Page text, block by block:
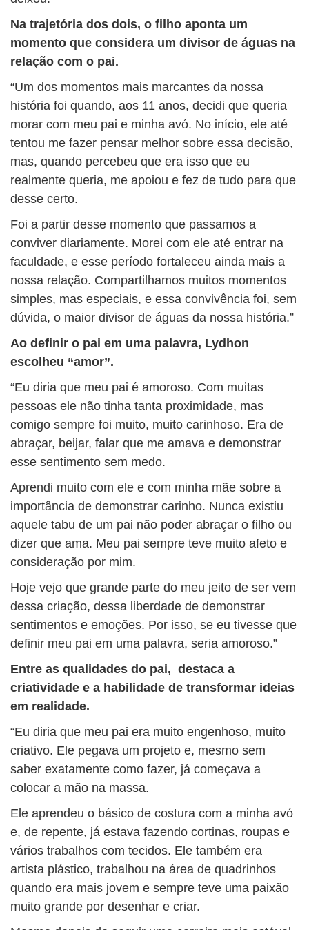
Na trajetória dos dois, o filho aponta um
momento que considera um divisor de águas na
relação com o pai.
“Um dos momentos mais marcantes da nossa
história foi quando, aos 11 anos, decidi que queria
morar com meu pai e minha avó. No início, ele até
tentou me fazer pensar melhor sobre essa decisão,
mas, quando percebeu que era isso que eu
realmente queria, me apoiou e fez de tudo para que
desse certo.
Foi a partir desse momento que passamos a
conviver diariamente. Morei com ele até entrar na
faculdade, e esse período fortaleceu ainda mais a
nossa relação. Compartilhamos muitos momentos
simples, mas especiais, e essa convivência foi, sem
dúvida, o maior divisor de águas da nossa história.”
Ao definir o pai em uma palavra, Lydhon
escolheu “amor”.
“Eu diria que meu pai é amoroso. Com muitas
pessoas ele não tinha tanta proximidade, mas
comigo sempre foi muito, muito carinhoso. Era de
abraçar, beijar, falar que me amava e demonstrar
esse sentimento sem medo.
Aprendi muito com ele e com minha mãe sobre a
importância de demonstrar carinho. Nunca existiu
aquele tabu de um pai não poder abraçar o filho ou
dizer que ama. Meu pai sempre teve muito afeto e
consideração por mim.
Hoje vejo que grande parte do meu jeito de ser vem
dessa criação, dessa liberdade de demonstrar
sentimentos e emoções. Por isso, se eu tivesse que
definir meu pai em uma palavra, seria amoroso.”
Entre as qualidades do pai, destaca a
criatividade e a habilidade de transformar ideias
em realidade.
“Eu diria que meu pai era muito engenhoso, muito
criativo. Ele pegava um projeto e, mesmo sem
saber exatamente como fazer, já começava a
colocar a mão na massa.
Ele aprendeu o básico de costura com a minha avó
e, de repente, já estava fazendo cortinas, roupas e
vários trabalhos com tecidos. Ele também era
artista plástico, trabalhou na área de quadrinhos
quando era mais jovem e sempre teve uma paixão
muito grande por desenhar e criar.